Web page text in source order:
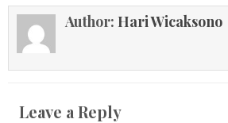
Author: Hari Wicaksono
Leave a Reply